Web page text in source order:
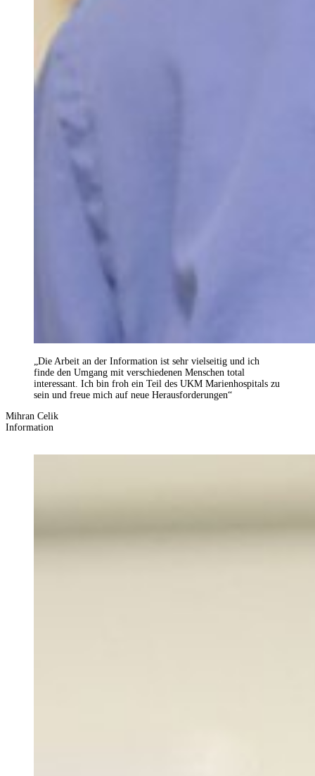
„Die Arbeit an der Information ist sehr vielseitig und ich
finde den Umgang mit verschiedenen Menschen total
interessant. Ich bin froh ein Teil des UKM Marienhospitals zu
sein und freue mich auf neue Herausforderungen“
Mihran Celik
Information